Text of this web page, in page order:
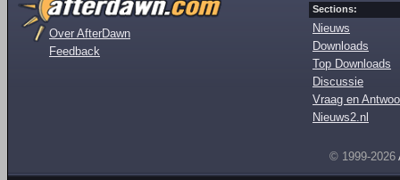
Over AfterDawn
Feedback
Sections:
Nieuws
Downloads
Top Downloads
Discussie
Vraag en
Nieuws2.nl
© 1999-2026